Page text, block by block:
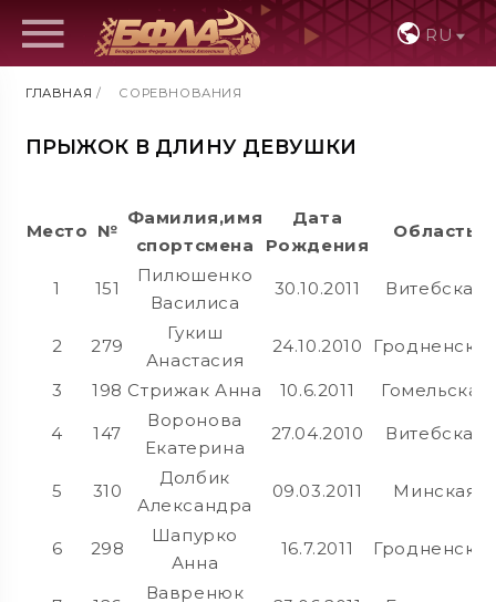
RU
ГЛАВНАЯ / СОРЕВНОВАНИЯ
ПРЫЖОК В ДЛИНУ ДЕВУШКИ
Место №
Фамилия,имя
спортсмена
Дата
Рождения
Область
1 151
Пилюшенко
Василиса
30.10.2011 Витебская
2 279
Гукиш
Анастасия
24.10.2010 Гродненская
3 198 Стрижак Анна 10.6.2011 Гомельская
4 147
Воронова
Екатерина
27.04.2010 Витебская
5 310
Долбик
Александра
09.03.2011 Минская
6 298
Шапурко
Анна
16.7.2011 Гродненская
Вавренюк